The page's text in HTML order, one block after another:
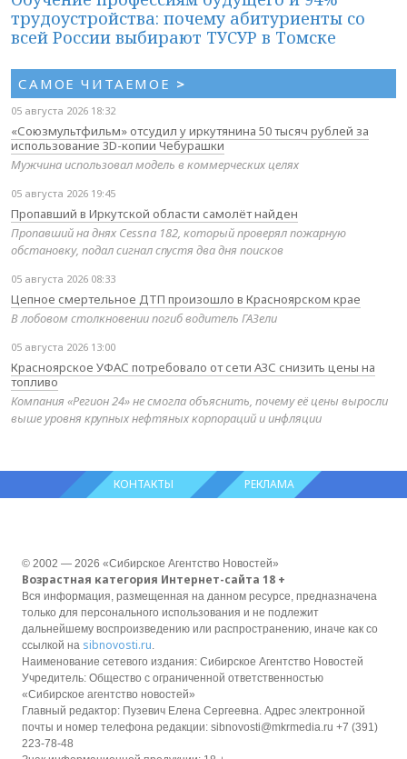
трудоустройства: почему абитуриенты со
всей России выбирают ТУСУР в Томске
САМОЕ ЧИТАЕМОЕ >
05 августа 2026 18:32
«Союзмультфильм» отсудил у иркутянина 50 тысяч рублей за
использование 3D-копии Чебурашки
Мужчина использовал модель в коммерческих целях
05 августа 2026 19:45
Пропавший в Иркутской области самолёт найден
Пропавший на днях Cessna 182, который проверял пожарную
обстановку, подал сигнал спустя два дня поисков
05 августа 2026 08:33
Цепное смертельное ДТП произошло в Красноярском крае
В лобовом столкновении погиб водитель ГАЗели
05 августа 2026 13:00
Красноярское УФАС потребовало от сети АЗС снизить цены на
топливо
Компания «Регион 24» не смогла объяснить, почему её цены выросли
выше уровня крупных нефтяных корпораций и инфляции
КОНТАКТЫ РЕКЛАМА
© 2002 — 2026 «Сибирское Агентство Новостей»
Возрастная категория Интернет-сайта 18 +
Вся информация, размещенная на данном ресурсе, предназначена
только для персонального использования и не подлежит
дальнейшему воспроизведению или распространению, иначе как со
ссылкой на sibnovosti.ru.
Наименование сетевого издания: Сибирское Агентство Новостей
Учредитель: Общество с ограниченной ответственностью
«Сибирское агентство новостей»
Главный редактор: Пузевич Елена Сергеевна. Адрес электронной
почты и номер телефона редакции: sibnovosti@mkrmedia.ru +7 (391)
223-78-48